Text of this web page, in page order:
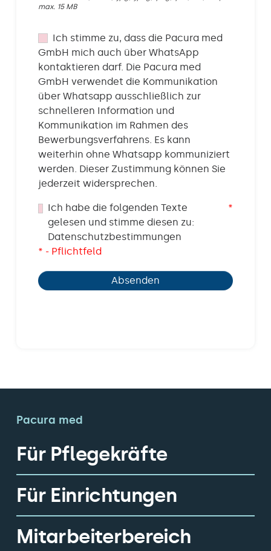
max. 15 MB
Ich stimme zu, dass die Pacura med
GmbH mich auch über WhatsApp
kontaktieren darf. Die Pacura med
GmbH verwendet die Kommunikation
über Whatsapp ausschließlich zur
schnelleren Information und
Kommunikation im Rahmen des
Bewerbungsverfahrens. Es kann
weiterhin ohne Whatsapp kommuniziert
werden. Dieser Zustimmung können Sie
jederzeit widersprechen.
*
Ich habe die folgenden Texte
gelesen und stimme diesen zu:
Datenschutzbestimmungen
* - Pflichtfeld
Absenden
Pacura med
Für Pflegekräfte
Für Einrichtungen
Mitarbeiterbereich